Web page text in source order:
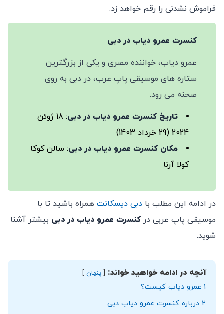
فراموش نشدنی را رقم خواهد زد.
کنسرت عمرو دیاب در دبی
عمرو دیاب، خواننده مصری و یکی از بزرگترین
ستاره های موسیقی پاپ عرب، در دبی به روی
صحنه می رود.
تاریخ کنسرت عمرو دیاب در دبی
: 18 ژوئن
2024 (29 خرداد 1403)
مکان کنسرت عمرو دیاب در دبی: سالن کوکا
کولا آرنا
در ادامه این مطلب با دبی دیسکانت همراه باشید تا با
موسیقی پاپ عربی درکنسرت عمرو دیاب در دبی بیشتر آشنا
شوید.
آنچه در ادامه خواهید خواند: پنهان
1 عمرو دیاب کیست؟
2 درباره کنسرت عمرو دیاب دبی